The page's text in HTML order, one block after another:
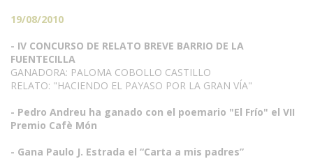
19/08/2010
- IV CONCURSO DE RELATO BREVE BARRIO DE LA
FUENTECILLA
GANADORA: PALOMA COBOLLO CASTILLO
RELATO: "HACIENDO EL PAYASO POR LA GRAN VÍA"
- Pedro Andreu ha ganado con el poemario "El Frío" el VII
Premio Cafè Món
- Gana Paulo J. Estrada el “Carta a mis padres”